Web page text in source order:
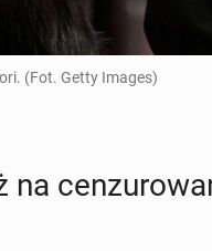
(Fot. Getty Images)
na